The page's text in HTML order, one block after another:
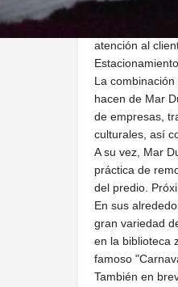
atención al
La
hacen de Mar
de empresas,
culturales, así
A su vez, Mar
práctica de
del predio.
En sus
gran variedad
en la biblioteca
famoso
También en